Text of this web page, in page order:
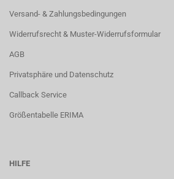
Versand- & Zahlungsbedingungen
Widerrufsrecht & Muster-Widerrufsformular
AGB
Privatsphäre und Datenschutz
Callback Service
Größentabelle ERIMA
HILFE